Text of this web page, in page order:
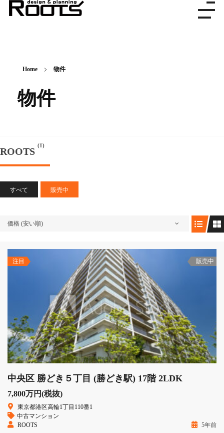
Home 物件
物件
ROOTS
(1)
すべて 販売中
価格 (安い順)
注目 販売中
中央区 勝どき５丁目 (勝どき駅) 17階 2LDK
7,800万円(税抜)
東京都港区高輪1丁目110番1
中古マンション
ROOTS
5年前